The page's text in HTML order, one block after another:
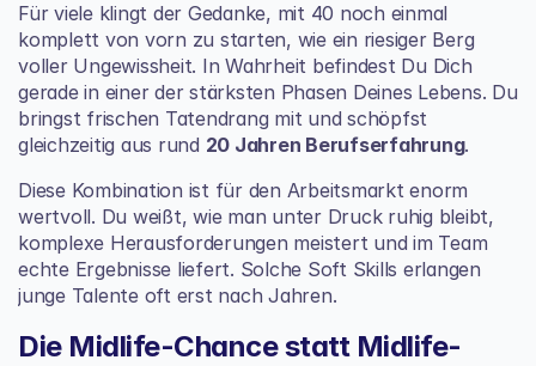
Für viele klingt der Gedanke, mit 40 noch einmal
komplett von vorn zu starten, wie ein riesiger Berg
voller Ungewissheit. In Wahrheit befindest Du Dich
gerade in einer der stärksten Phasen Deines Lebens. Du
bringst frischen Tatendrang mit und schöpfst
gleichzeitig aus rund 20 Jahren Berufserfahrung.
Diese Kombination ist für den Arbeitsmarkt enorm
wertvoll. Du weißt, wie man unter Druck ruhig bleibt,
komplexe Herausforderungen meistert und im Team
echte Ergebnisse liefert. Solche Soft Skills erlangen
junge Talente oft erst nach Jahren.
Die Midlife-Chance statt Midlife-